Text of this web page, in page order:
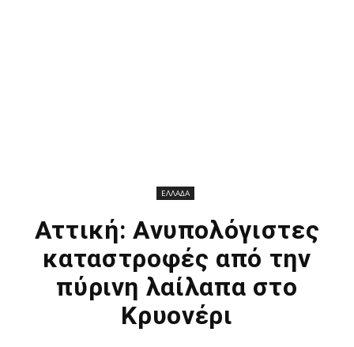
ΕΛΛΑΔΑ
Αττική: Ανυπολόγιστες
καταστροφές από την
πύρινη λαίλαπα στο
Κρυονέρι